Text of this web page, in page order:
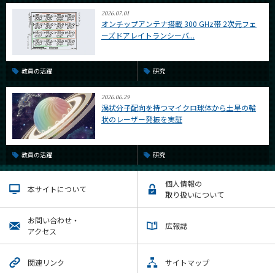
2026.07.01
オンチップアンテナ搭載 300 GHz帯 2次元フェ
ーズドアレイトランシーバ...
教員の活躍 研究
2026.06.29
渦状分子配向を持つマイクロ球体から土星の輪
状のレーザー発振を実証
教員の活躍 研究
本サイトについて
個人情報の
取り扱いについて
お問い合わせ・
アクセス
広報誌
関連リンク サイトマップ